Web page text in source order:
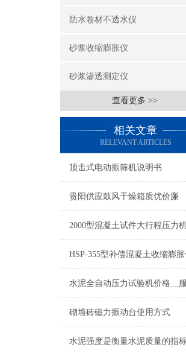
防水卷材不透水仪
砂浆收缩膨胀仪
砂浆渗透测定仪
查看更多 >>
相关文章
RELEVANT ARTICLES
顶击式电动振筛机说明书
贵阳供应鼓风干燥箱质优价廉
水泥全自动压力试验机价格__
砌墙砖磁力振动台使用方式